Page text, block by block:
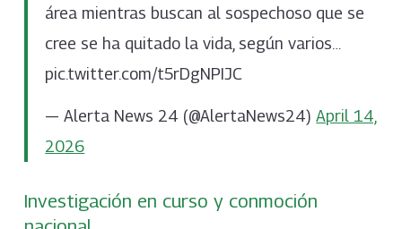
área mientras buscan al sospechoso que se
cree se ha quitado la vida, según varios…
pic.twitter.com/t5rDgNPIJC
— Alerta News 24 (@AlertaNews24)April 14,
2026
Investigación en curso y conmoción